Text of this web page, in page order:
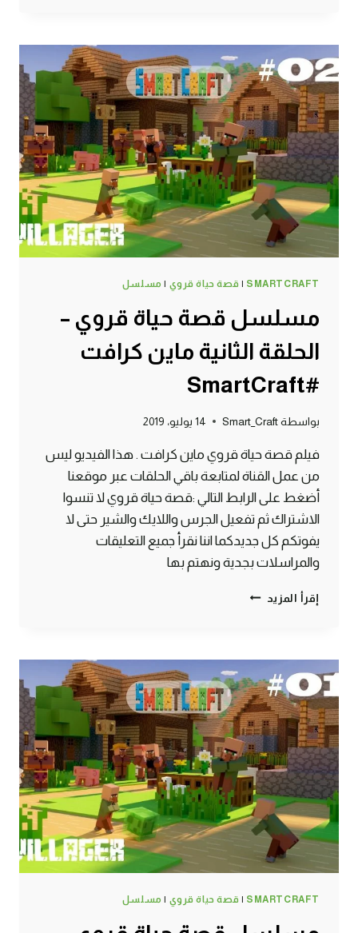
–
الحلقة
الثالثة
ماين
كرافت
SMARTCRAFT
| قصة حياة قروي | مسلسل
مسلسل قصة حياة قروي –
الحلقة الثانية ماين كرافت
#SmartCraft
بواسطة Smart_Craft 14 يوليو، 2019
فيلم قصة حياة قروي ماين كرافت . هذا الفيديو ليس
من عمل القناة لمتابعة باقي الحلقات عبر موقعنا
أضغط على الرابط التالي :قصة حياة قروي لا تنسوا
الاشتراك ثم تفعيل الجرس واللايك والشير حتى لا
يفوتكم كل جديدكما اننا نقرأ جميع التعليقات
والمراسلات بجدية ونهتم بها
إقرأ المزيد مسلسل
–
الحلقة
الثانية
ماين
كرافت
SMARTCRAFT
| قصة حياة قروي | مسلسل